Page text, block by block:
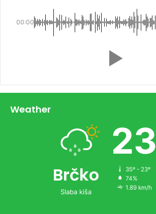
00:00
Weather
Brčko
Slaba kiša
23
35º - 23º
74%
1.89 km/h